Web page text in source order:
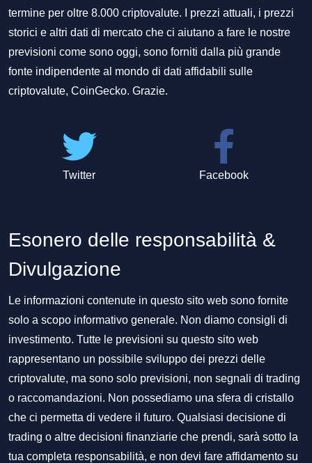
termine per oltre 8.000 criptovalute. I prezzi attuali, i prezzi
storici e altri dati di mercato che ci aiutano a fare le nostre
previsioni come sono oggi, sono forniti dalla più grande
fonte indipendente al mondo di dati affidabili sulle
criptovalute, CoinGecko. Grazie.
Twitter Facebook
Esonero delle responsabilità &
Divulgazione
Le informazioni contenute in questo sito web sono fornite
solo a scopo informativo generale. Non diamo consigli di
investimento. Tutte le previsioni su questo sito web
rappresentano un possibile sviluppo dei prezzi delle
criptovalute, ma sono solo previsioni, non segnali di trading
o raccomandazioni. Non possediamo una sfera di cristallo
che ci permetta di vedere il futuro. Qualsiasi decisione di
trading o altre decisioni finanziarie che prendi, sarà sotto la
tua completa responsabilità, e non devi fare affidamento su